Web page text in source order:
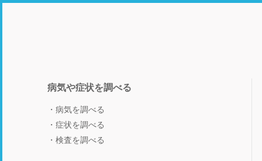
病気や症状を調べる
病気を調べる
症状を調べる
検査を調べる